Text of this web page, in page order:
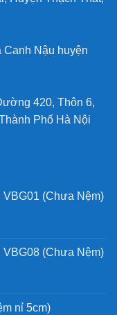
Canh Nậu huyện
420, Thôn 6,
Phố Hà Nội
(Chưa Nệm)
(Chưa Nệm)
nỉ 5cm)